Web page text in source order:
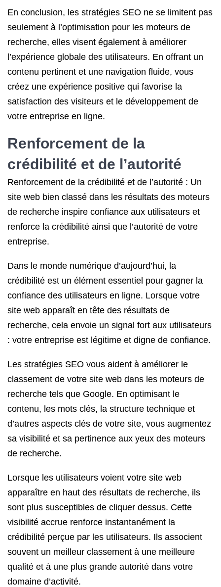
En conclusion, les stratégies SEO ne se limitent pas
seulement à l’optimisation pour les moteurs de
recherche, elles visent également à améliorer
l’expérience globale des utilisateurs. En offrant un
contenu pertinent et une navigation fluide, vous
créez une expérience positive qui favorise la
satisfaction des visiteurs et le développement de
votre entreprise en ligne.
Renforcement de la
crédibilité et de l’autorité
Renforcement de la crédibilité et de l’autorité : Un
site web bien classé dans les résultats des moteurs
de recherche inspire confiance aux utilisateurs et
renforce la crédibilité ainsi que l’autorité de votre
entreprise.
Dans le monde numérique d’aujourd’hui, la
crédibilité est un élément essentiel pour gagner la
confiance des utilisateurs en ligne. Lorsque votre
site web apparaît en tête des résultats de
recherche, cela envoie un signal fort aux utilisateurs
: votre entreprise est légitime et digne de confiance.
Les stratégies SEO vous aident à améliorer le
classement de votre site web dans les moteurs de
recherche tels que Google. En optimisant le
contenu, les mots clés, la structure technique et
d’autres aspects clés de votre site, vous augmentez
sa visibilité et sa pertinence aux yeux des moteurs
de recherche.
Lorsque les utilisateurs voient votre site web
apparaître en haut des résultats de recherche, ils
sont plus susceptibles de cliquer dessus. Cette
visibilité accrue renforce instantanément la
crédibilité perçue par les utilisateurs. Ils associent
souvent un meilleur classement à une meilleure
qualité et à une plus grande autorité dans votre
domaine d’activité.